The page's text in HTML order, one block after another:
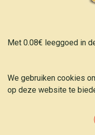
Met 0.08€ leeggoed in
Fritz-Limo
1,75€
We gebruiken cookies
op deze website te